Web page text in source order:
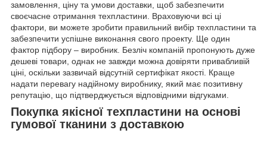
замовлення, ціну та умови доставки, щоб забезпечити
своєчасне отримання техпластини. Враховуючи всі ці
фактори, ви можете зробити правильний вибір техпластини та
забезпечити успішне виконання свого проекту. Ще один
фактор підбору – виробник. Безліч компаній пропонують дуже
дешеві товари, однак не завжди можна довіряти привабливій
ціні, оскільки зазвичай відсутній сертифікат якості. Краще
надати перевагу надійному виробнику, який має позитивну
репутацію, що підтверджується відповідними відгуками.
Покупка якісної техпластини на основі
гумової тканини з доставкою